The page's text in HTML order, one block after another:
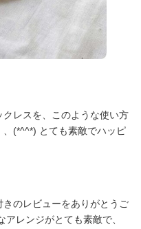
レスを、このような使い方
(*^^*) とても素敵でハッピ
のレビューをありがとうご
レンジがとても素敵で、